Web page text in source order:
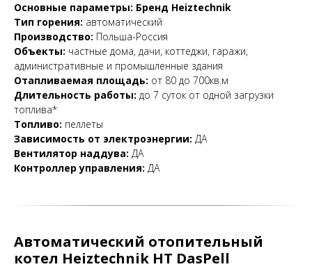
Основные параметры: Бренд Heiztechnik
Тип горения: автоматический
Производство: Польша-Россия
Объекты: частные дома, дачи, коттеджи, гаражи,
административные и промышленные здания
Отапливаемая площадь: от 80 до 700кв.м
Длительность работы: до 7 суток от одной загрузки
топлива*
Топливо: пеллеты
Зависимость от электроэнергии: ДА
Вентилятор наддува: ДА
Контроллер управления: ДА
Автоматический отопительный
котел Heiztechnik НТ DasPell